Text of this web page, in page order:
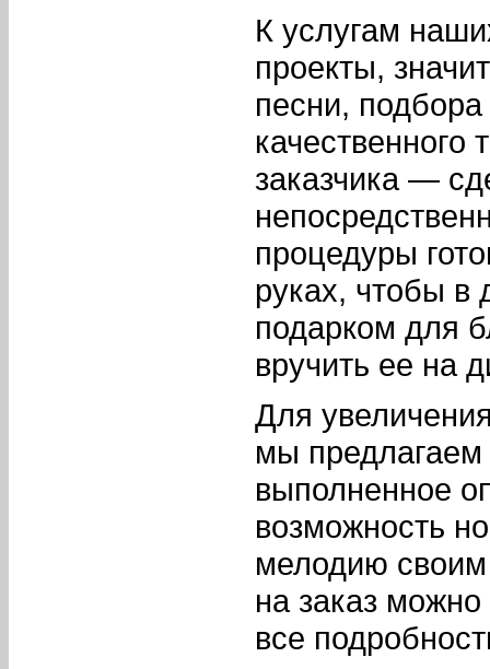
К услугам
проекты,
песни,
качественного
заказчика —
процедуры
руках, чтобы в
подарком для
вручить ее на
Для
мы предлагаем
выполненное
возможность
мелодию своим
на заказ
все